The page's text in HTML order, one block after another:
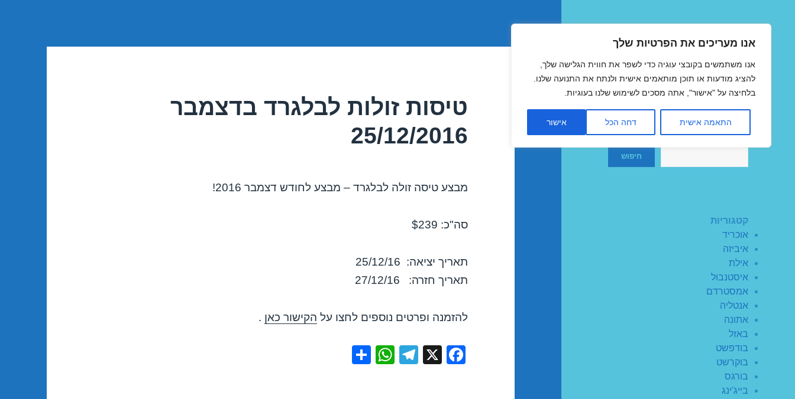
אנו מעריכים את הפרטיות שלך
אנו משתמשים בקובצי עוגיה כדי לשפר את חווית הגלישה שלך,
להציג מודעות או תוכן מותאמים אישית ולנתח את התנועה שלנו.
בלחיצה על "אישור", אתה מסכים לשימוש שלנו בעוגיות.
התאמה אישית דחה הכל אישור
MegaFlights טיסות מוזלות
חיפוש
חיפוש
קטגוריות
אוכריד
איביזה
אילת
איסטנבול
אמסטרדם
אנטליה
אתונה
באזל
בודפשט
בוקרשט
בורגס
בייג'ינג
טיסות זולות לבלגרד בדצמבר
25/12/2016
מבצע טיסה זולה לבלגרד – מבצע לחודש דצמבר 2016!
סה"כ: $239
תאריך יציאה: 25/12/16
תאריך חזרה: 27/12/16
להזמנה ופרטים נוספים לחצו על הקישור כאן .
F
X
T
W